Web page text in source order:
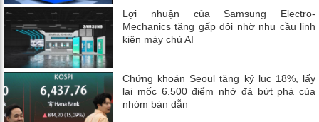
Lợi nhuận của Samsung Electro-
Mechanics tăng gấp đôi nhờ nhu cầu linh
kiện máy chủ AI
Chứng khoán Seoul tăng kỷ lục 18%, lấy
lại mốc 6.500 điểm nhờ đà bứt phá của
nhóm bán dẫn